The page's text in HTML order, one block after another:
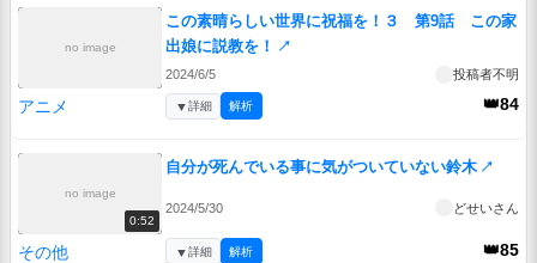
no image
この素晴らしい世界に祝福を！３ 第9話 この家
出娘に説教を！
↗
2024/6/5 投稿者不明
アニメ 👑84
▼詳細 解析
no image
0:52
自分が死んでいる事に気がついていない鈴木 ↗
2024/5/30 どせいさん
その他 👑85
▼詳細 解析